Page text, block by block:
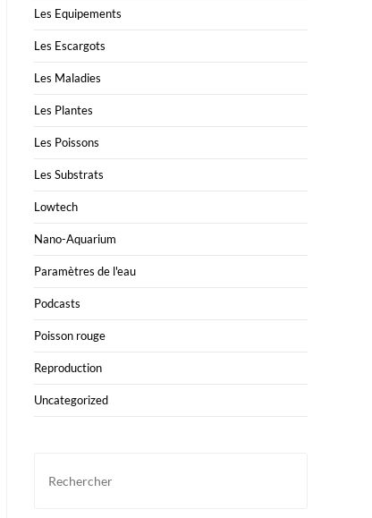
Les Equipements
Les Escargots
Les Maladies
Les Plantes
Les Poissons
Les Substrats
Lowtech
Nano-Aquarium
Paramètres de l'eau
Podcasts
Poisson rouge
Reproduction
Uncategorized